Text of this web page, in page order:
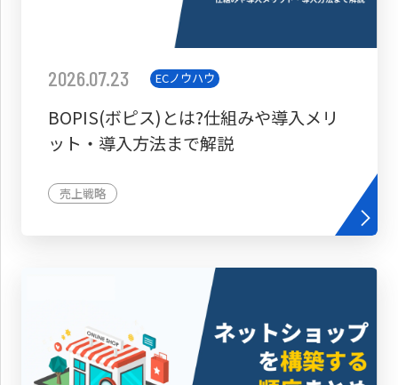
2026.07.23 ECノウハウ
BOPIS(ボピス)とは?仕組みや導入メリ
ット・導入方法まで解説
売上戦略